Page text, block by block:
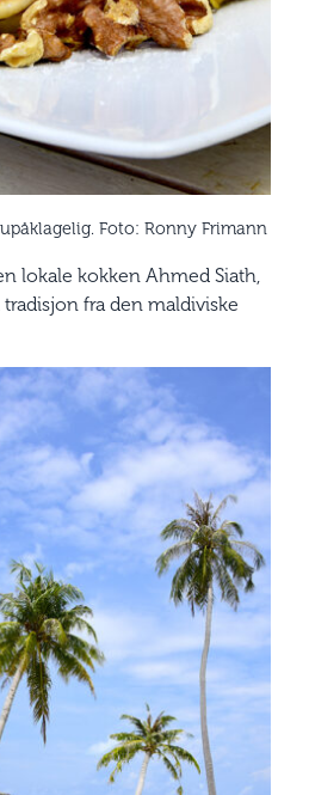
Foto: Ronny Frimann
lokale kokken Ahmed Siath,
fra den maldiviske